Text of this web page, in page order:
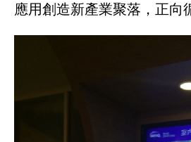
應用創造新產業聚落，正向